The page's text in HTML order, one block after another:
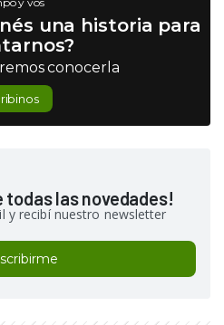
una historia para
conocerla
todas las novedades!
y recibí nuestro newsletter